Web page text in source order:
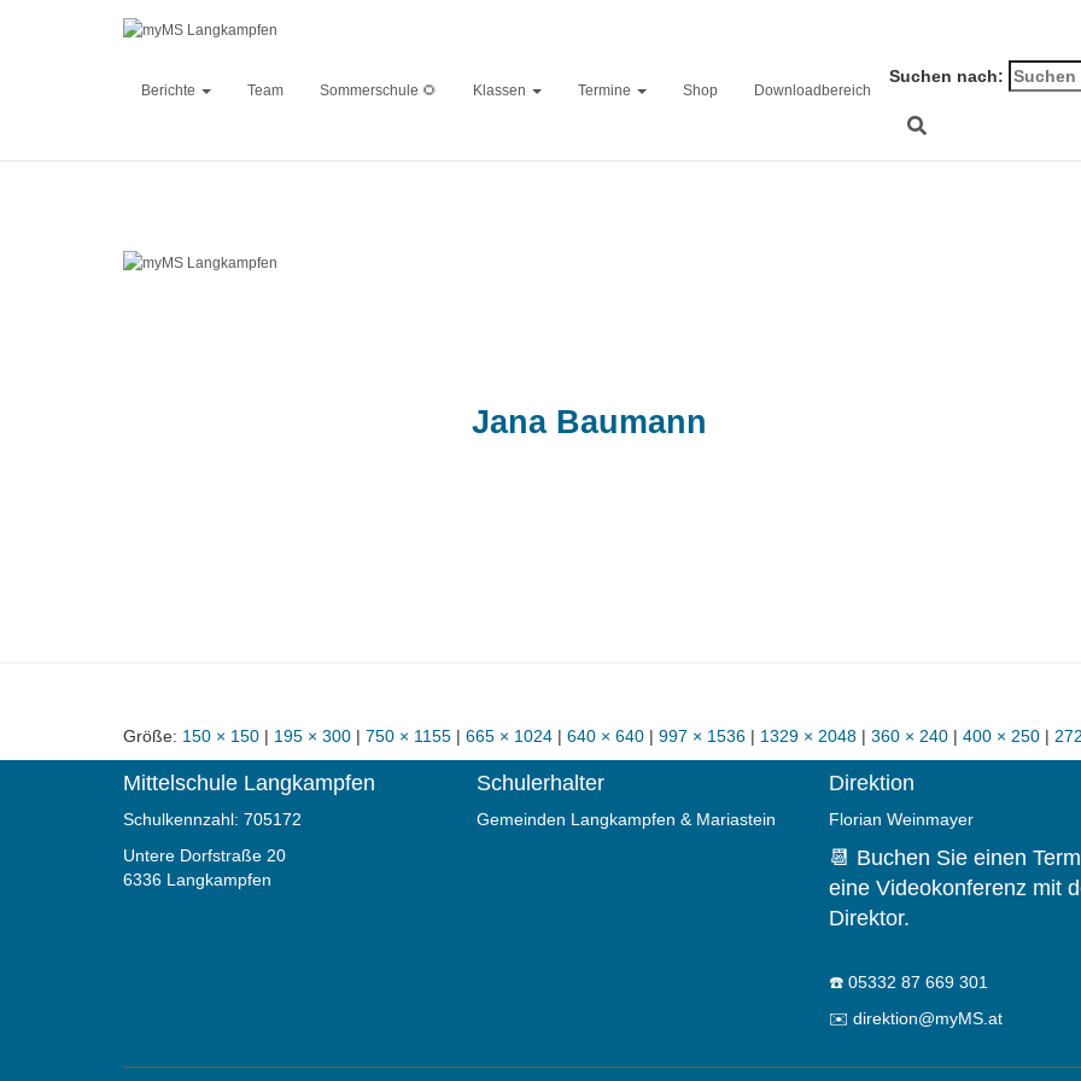
Berichte Team Sommerschule 🌻 Klassen Termine Shop Downloadbereich
Suchen nach:
Jana Baumann
Größe: 150 × 150 | 195 × 300 | 750 × 1155 | 665 × 1024 | 640 × 640 | 997 × 1536 | 1329 × 2048 | 360 × 240 | 400 × 250 |
Mittelschule Langkampfen
Schulkennzahl: 705172
Untere Dorfstraße 20
6336 Langkampfen
Schulerhalter
Gemeinden Langkampfen & Mariastein
Direktion
Florian Weinmayer
📆 Buchen Sie einen
eine Videokonferenz mit
Direktor.
☎️ 05332 87 669 301
✉️ direktion@myMS.at